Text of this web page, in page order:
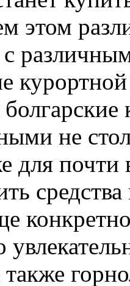
этом
не
для
также